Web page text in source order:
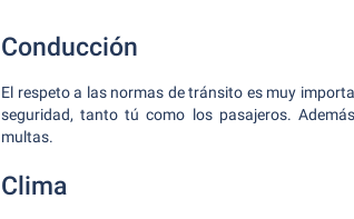
Conducción
El respeto a las normas de tránsito es muy
seguridad, tanto tú como los pasajeros.
multas.
Clima